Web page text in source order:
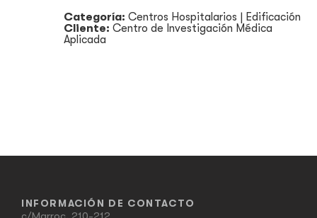
Categoría: Centros Hospitalarios | Edificación
Cliente: Centro de Investigación Médica
Aplicada
INFORMACIÓN DE CONTACTO